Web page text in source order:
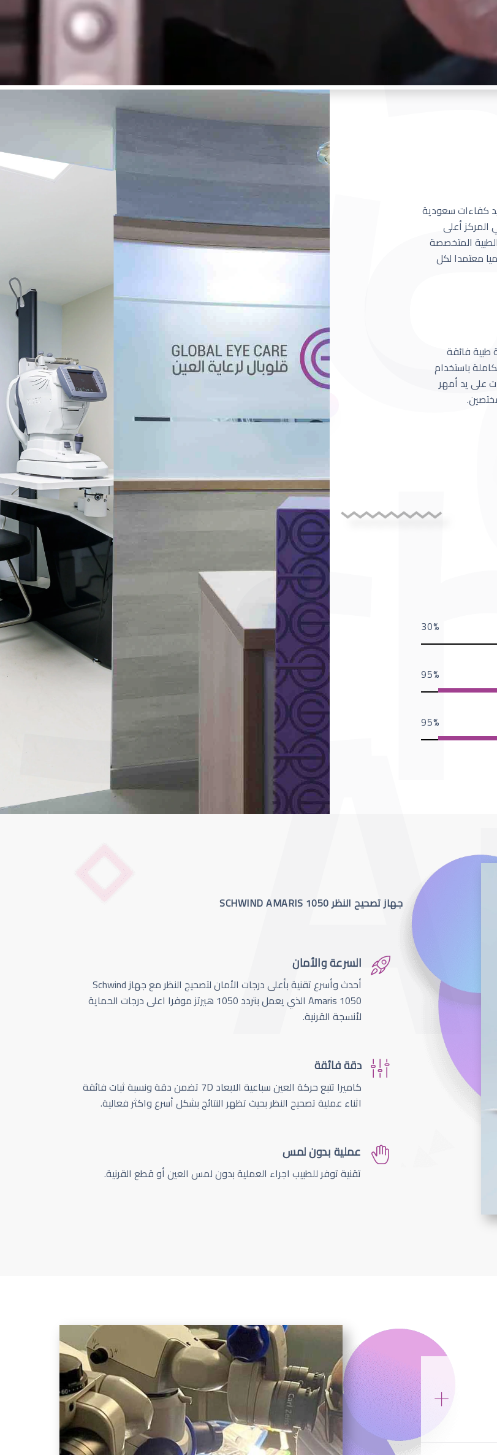
يد كفاءات سعودية
المركز أعلى
المتخصصة
معتمدا لكل
طبية فائقة
باستخدام
على يد أمهر
30
95
95
جهاز تصحيح النظر SCHWIND AMARIS 1050
السرعة والأمان
أحدث وأسرع تقنية بأعلى درجات الأمان لتصحيج النظر مع جهاز Schwind
Amaris 1050 الذي يعمل بتردد 1050 هيرتز موفرا اعلى درجات الحماية
لأنسجة القرنية.
دقة فائقة
كاميرا تتبع حركة العين سباعية الابعاد 7D تضمن دقة ونسبة ثبات فائقة
اثناء عملية تصحيح النظر بحيث تظهر النتائج بشكل أسرع واكثر فعالية.
عملية بدون لمس
تقنية توفر للطبيب اجراء العملية بدون لمس العين أو قطع القرنية.